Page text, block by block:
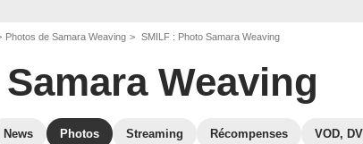
Photos de Samara Weaving SMILF : Photo Samara Weaving
Samara Weaving
News Photos Streaming Récompenses VOD,